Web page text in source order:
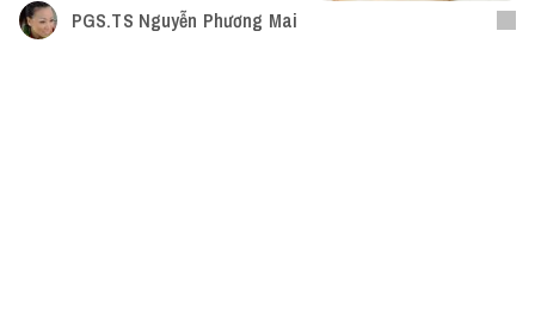
PGS.TS Nguyễn Phương Mai